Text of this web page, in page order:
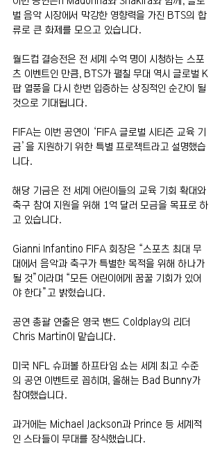
벌 음악 시장에서 막강한 영향력을 가진 BTS의 합
류로 큰 화제를 모으고 있습니다.
월드컵 결승전은 전 세계 수억 명이 시청하는 스포
츠 이벤트인 만큼, BTS가 펼칠 무대 역시 글로벌 K
팝 열풍을 다시 한번 입증하는 상징적인 순간이 될
것으로 기대됩니다.
FIFA는 이번 공연이 ‘FIFA 글로벌 시티즌 교육 기
금’을 지원하기 위한 특별 프로젝트라고 설명했습
니다.
해당 기금은 전 세계 어린이들의 교육 기회 확대와
축구 참여 지원을 위해 1억 달러 모금을 목표로 하
고 있습니다.
Gianni Infantino FIFA 회장은 “스포츠 최대 무
대에서 음악과 축구가 특별한 목적을 위해 하나가
될 것”이라며 “모든 어린이에게 꿈꿀 기회가 있어
야 한다”고 밝혔습니다.
공연 총괄 연출은 영국 밴드 Coldplay의 리더
Chris Martin이 맡습니다.
미국 NFL 슈퍼볼 하프타임 쇼는 세계 최고 수준
의 공연 이벤트로 꼽히며, 올해는 Bad Bunny가
참여했습니다.
과거에는 Michael Jackson과 Prince 등 세계적
인 스타들이 무대를 장식했습니다.